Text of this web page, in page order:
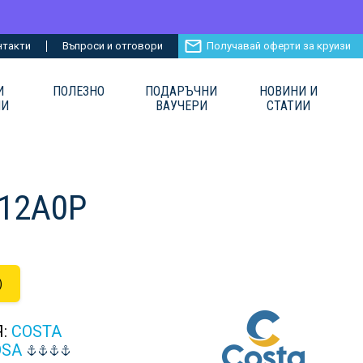
Въпроси и отговори Получавай оферти за круизи
ПОЛЕЗНО
ПОДАРЪЧНИ
ВАУЧЕРИ
НОВИНИ И
СТАТИИ
COSTA